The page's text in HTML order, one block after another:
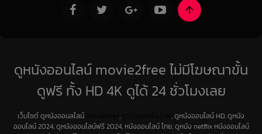
ดูหนังออนไลน์ movie2free ไม่มีโฆษณาขั้น
ดูฟรี ทั้ง HD 4K ดูได้ 24 ชั่วโมงเลย
เว็บไซต์ ดูหนังออนลไลน์ ,
, ดูหนังออนไลน์ HD, ดูหนัง
ออนไลน์ 2024, ดูหนังออนไลน์ฟรี 2024, หนังออนไลน์ ไทย, ดูหนัง netflix หนังออนไลน์